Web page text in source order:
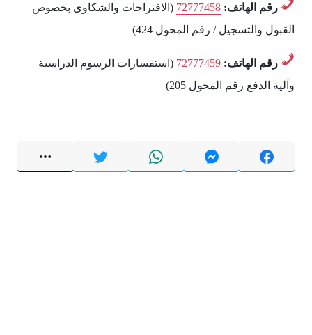
رقم الهاتف: 72777458 (الاقتراحات والشكاوى بخصوص
القبول والتسجيل / رقم المحول 424)
رقم الهاتف: 72777459 (استفسارات الرسوم الدراسية
وآلية الدفع رقم المحول 205)